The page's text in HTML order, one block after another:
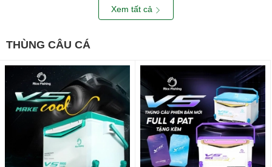
Xem tất cả
THÙNG CÂU CÁ